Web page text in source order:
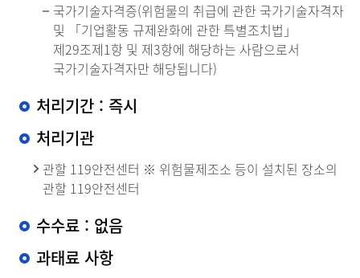
국가기술자격증(위험물의 취급에 관한 국가기술자격자
및 「기업활동 규제완화에 관한 특별조치법」
제29조제1항 및 제3항에 해당하는 사람으로서
국가기술자격자만 해당됩니다)
처리기간 : 즉시
처리기관
관할 119안전센터 ※ 위험물제조소 등이 설치된 장소의
관할 119안전센터
수수료 : 없음
과태료 사항